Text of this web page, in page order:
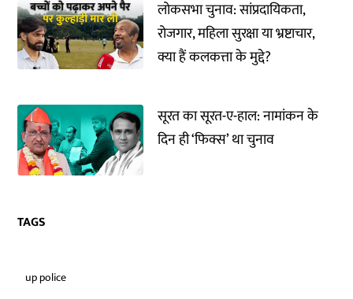
लोकसभा चुनाव: सांप्रदायिकता,
रोजगार, महिला सुरक्षा या भ्रष्टाचार,
क्या हैं कलकत्ता के मुद्दे?
सूरत का सूरत-ए-हाल: नामांकन के
दिन ही ‘फिक्स’ था चुनाव
TAGS
up police